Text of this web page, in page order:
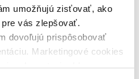
umožňujú zisťovať, ako
pre vás zlepšovať.
dovoľujú prispôsobovať
Marketingové cookies
relevantnej reklamy.
titulov)čítaná - výborný stav
(0 titulov)čítaná - mierne
kníh (0 titulov)čítané verzie